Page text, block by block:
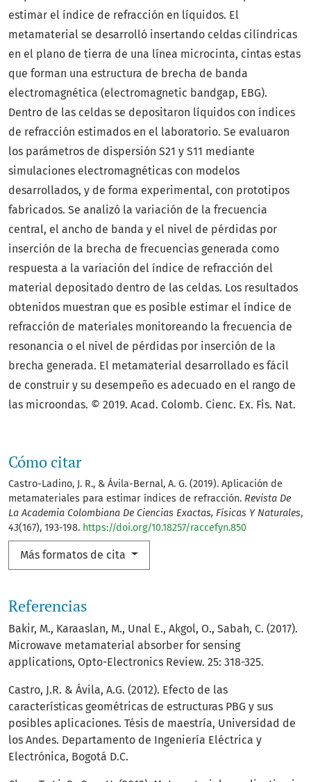
Cómo citar
Castro-Ladino, J. R., & Ávila-Bernal, A. G. (2019). Aplicación de
metamateriales para estimar índices de refracción. Revista De
La Academia Colombiana De Ciencias Exactas, Físicas Y Naturales,
43(167), 193-198. https://doi.org/10.18257/raccefyn.850
Más formatos de cita
estimar el índice de refracción en líquidos. El
metamaterial se desarrolló insertando celdas cilíndricas
en el plano de tierra de una línea microcinta, cintas estas
que forman una estructura de brecha de banda
electromagnética (electromagnetic bandgap, EBG).
Dentro de las celdas se depositaron líquidos con índices
de refracción estimados en el laboratorio. Se evaluaron
los parámetros de dispersión S21 y S11 mediante
simulaciones electromagnéticas con modelos
desarrollados, y de forma experimental, con prototipos
fabricados. Se analizó la variación de la frecuencia
central, el ancho de banda y el nivel de pérdidas por
inserción de la brecha de frecuencias generada como
respuesta a la variación del índice de refracción del
material depositado dentro de las celdas. Los resultados
obtenidos muestran que es posible estimar el índice de
refracción de materiales monitoreando la frecuencia de
resonancia o el nivel de pérdidas por inserción de la
brecha generada. El metamaterial desarrollado es fácil
de construir y su desempeño es adecuado en el rango de
las microondas. © 2019. Acad. Colomb. Cienc. Ex. Fis. Nat.
Referencias
Bakir, M., Karaaslan, M., Unal E., Akgol, O., Sabah, C. (2017).
Microwave metamaterial absorber for sensing
applications, Opto-Electronics Review. 25: 318-325.
Castro, J.R. & Ávila, A.G. (2012). Efecto de las
características geométricas de estructuras PBG y sus
posibles aplicaciones. Tésis de maestría, Universidad de
los Andes. Departamento de Ingeniería Eléctrica y
Electrónica, Bogotá D.C.